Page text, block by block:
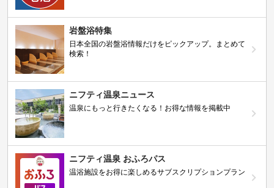
岩盤浴特集
日本全国の岩盤浴情報だけをピックアップ。まとめて
検索！
ニフティ温泉ニュース
温泉にもっと行きたくなる！お得な情報を掲載中
ニフティ温泉 おふろパス
温浴施設をお得に楽しめるサブスクリプションプラン